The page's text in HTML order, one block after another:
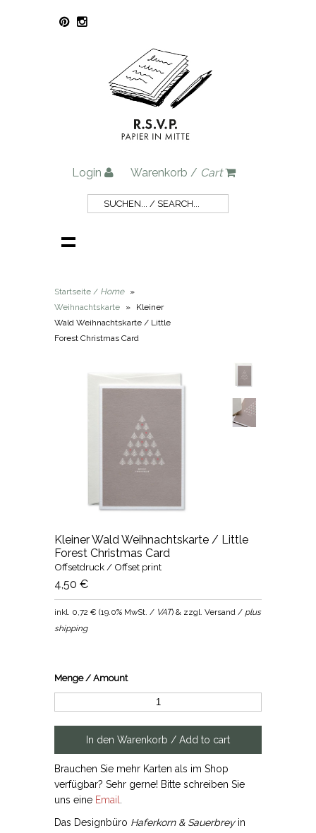
Login Warenkorb / Cart
Startseite / Home
»
Weihnachtskarte
»
Kleiner
Wald Weihnachtskarte / Little
Forest Christmas Card
Kleiner Wald Weihnachtskarte / Little
Forest Christmas Card
Offsetdruck / Offset print
4,50 €
inkl. 0,72 € (19.0% MwSt. / VAT) & zzgl. Versand / plus
shipping
Menge / Amount
Brauchen Sie mehr Karten als im Shop
verfügbar? Sehr gerne! Bitte schreiben Sie
uns eine Email
Das Designbüro Haferkorn & Sauerbreyin